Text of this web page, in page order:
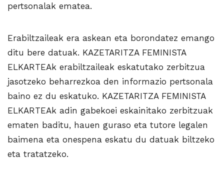
pertsonalak ematea.
Erabiltzaileak era askean eta borondatez emango
ditu bere datuak. KAZETARITZA FEMINISTA
ELKARTEAk erabiltzaileak eskatutako zerbitzua
jasotzeko beharrezkoa den informazio pertsonala
baino ez du eskatuko. KAZETARITZA FEMINISTA
ELKARTEAk adin gabekoei eskainitako zerbitzuak
ematen baditu, hauen guraso eta tutore legalen
baimena eta onespena eskatu du datuak biltzeko
eta tratatzeko.